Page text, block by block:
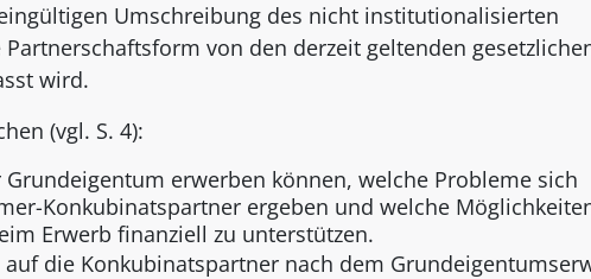
Umschreibung des nicht institutionalisierten
von den derzeit geltenden
wird.
(vgl. S. 4):
erwerben können, welche Probleme sich
Konkubinatspartner ergeben und welche
Erwerb finanziell zu unterstützen.
die Konkubinatspartner nach dem